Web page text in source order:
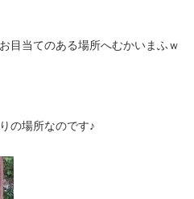
目当てのある場所へむかいまふｗ
の場所なのです♪